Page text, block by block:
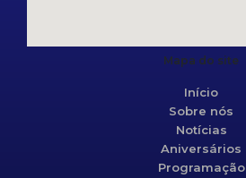
Mapa do site
Início
Sobre nós
Notícias
Aniversários
Programação